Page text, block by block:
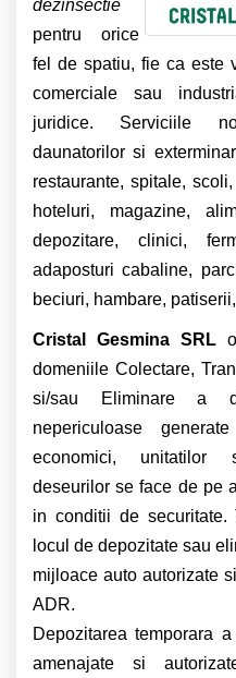
dezinsectie
pentru orice
fel de spatiu, fie ca este
comerciale sau
juridice. Serviciile
daunatorilor si
restaurante, spitale,
hoteluri, magazine,
depozitare, clinici,
adaposturi cabaline,
beciuri, hambare,
Cristal Gesmina SRL
domeniile Colectare,
si/sau Eliminare a
nepericuloase
economici, unitatilor
deseurilor se face de pe
in conditii de securitate.
locul de depozitate sau
mijloace auto autorizate
ADR.
Depozitarea temporara
amenajate si